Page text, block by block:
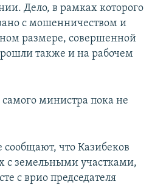
Дело, в рамках которого
с мошенничеством и
размере, совершенной
также и на рабочем
самого министра пока не
сообщают, что Казибеков
с земельными участками,
с врио председателя